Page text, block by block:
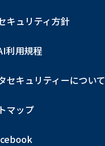
キュリティ方針
利用規程
セキュリティーについて
マップ